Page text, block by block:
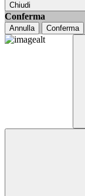
Chiudi
Conferma
Annulla Conferma